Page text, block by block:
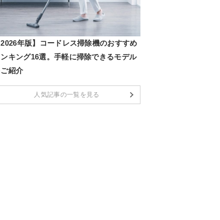
年版】コードレス掃除機のおすすめ
キング16選。手軽に掃除できるモデル
紹介
人気記事の一覧を見る